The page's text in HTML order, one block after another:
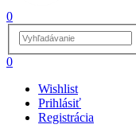
0
0
Wishlist
Prihlásiť
Registrácia